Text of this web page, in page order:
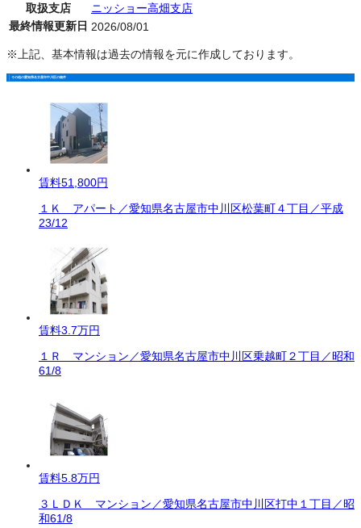
取扱支店
ニッショー高畑支店
最終情報更新日 2026/08/01
※上記、基本情報は過去の情報を元に作成しております。
その他の愛知県名古屋市中川区の物件
賃料51,800円
１Ｋ アパート／愛知県名古屋市中川区松葉町４丁目／平成
23/12
賃料3.7万円
１Ｒ マンション／愛知県名古屋市中川区乗越町２丁目／昭和
61/8
賃料5.8万円
３ＬＤＫ マンション／愛知県名古屋市中川区打中１丁目／昭
和61/8